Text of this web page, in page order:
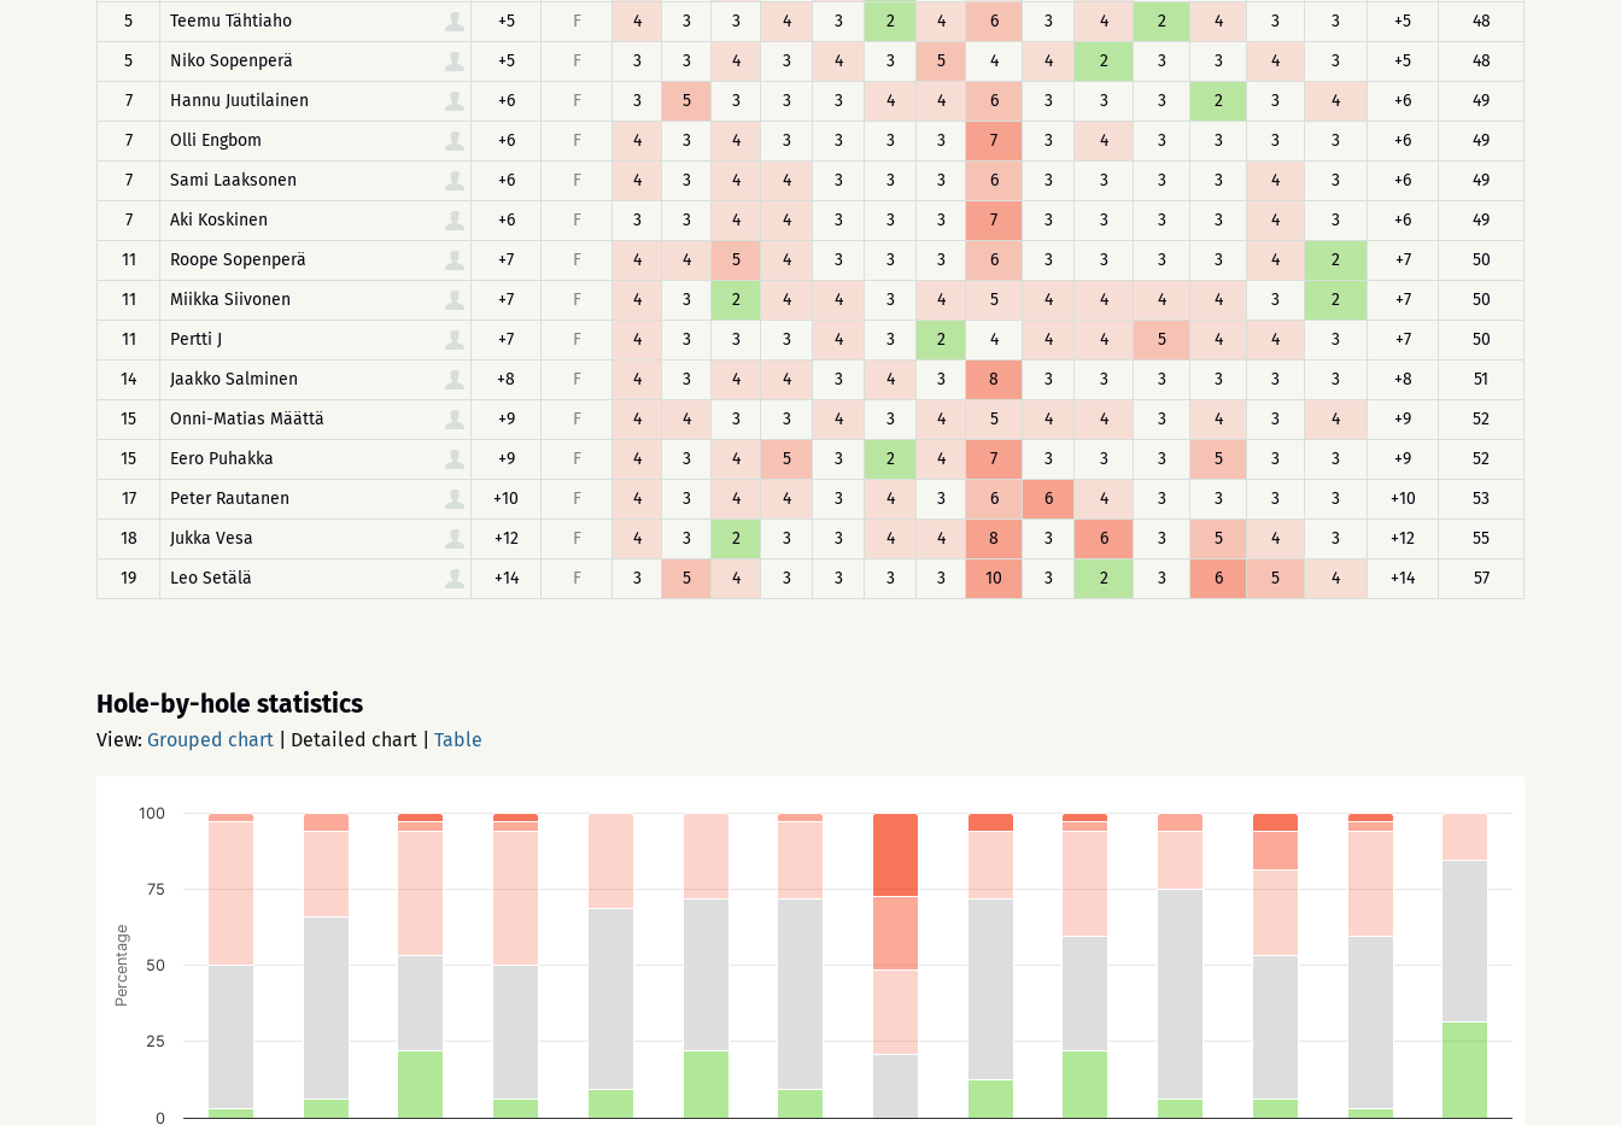
5
Teemu Tähtiaho +5 F 4 3 3 4 3 2 4 6 3 4 2 4 3 3 +5
48
5
Niko Sopenperä +5 F 3 3 4 3 4 3 5 4 4 2 3 3 4 3 +5
48
7
Hannu Juutilainen +6 F 3 5 3 3 3 4 4 6 3 3 3 2 3 4 +6
49
7
Olli Engbom +6 F 4 3 4 3 3 3 3 7 3 4 3 3 3 3 +6
49
7
Sami Laaksonen +6 F 4 3 4 4 3 3 3 6 3 3 3 3 4 3 +6
49
7
Aki Koskinen +6 F 3 3 4 4 3 3 3 7 3 3 3 3 4 3 +6
49
11
Roope Sopenperä +7 F 4 4 5 4 3 3 3 6 3 3 3 3 4 2 +7
50
11
Miikka Siivonen +7 F 4 3 2 4 4 3 4 5 4 4 4 4 3 2 +7
50
11
Pertti J +7 F 4 3 3 3 4 3 2 4 4 4 5 4 4 3 +7
50
14
Jaakko Salminen +8 F 4 3 4 4 3 4 3 8 3 3 3 3 3 3 +8
51
15
Onni-Matias Määttä +9 F 4 4 3 3 4 3 4 5 4 4 3 4 3 4 +9
52
15
Eero Puhakka +9 F 4 3 4 5 3 2 4 7 3 3 3 5 3 3 +9
52
17
Peter Rautanen +10 F 4 3 4 4 3 4 3 6 6 4 3 3 3 3 +10
53
18
Jukka Vesa +12 F 4 3 2 3 3 4 4 8 3 6 3 5 4 3 +12
55
19
Leo Setälä +14 F 3 5 4 3 3 3 3 10 3 2 3 6 5 4 +14 57
Hole-by-hole statistics
View: Grouped chart Detailed chart Table
Percentage
0
25
50
75
100